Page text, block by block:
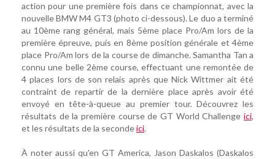
action pour une première fois dans ce championnat, avec la
nouvelle BMW M4 GT3 (photo ci-dessous). Le duo a terminé
au 10ème rang général, mais 5ème place Pro/Am lors de la
première épreuve, puis en 8ème position générale et 4ème
place Pro/Am lors de la course de dimanche. Samantha Tan a
connu une belle 2ème course, effectuant une remontée de
4 places lors de son relais après que Nick Wittmer ait été
contraint de repartir de la dernière place après avoir été
envoyé en tête-à-queue au premier tour. Découvrez les
résultats de la première course de GT World Challenge ici,
et les résultats de la secondeici.
À noter aussi qu'en GT America, Jason Daskalos (Daskalos